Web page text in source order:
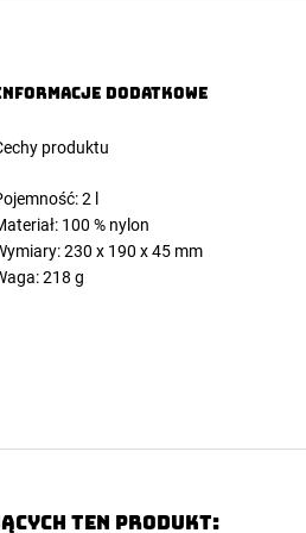
dodatkowe
produktu
2 l
100 % nylon
230 x 190 x 45 mm
218 g
ten produkt: